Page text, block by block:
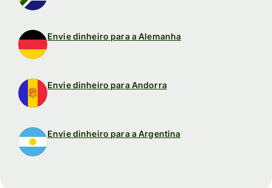
Envie dinheiro para a Alemanha
Envie dinheiro para Andorra
Envie dinheiro para a Argentina